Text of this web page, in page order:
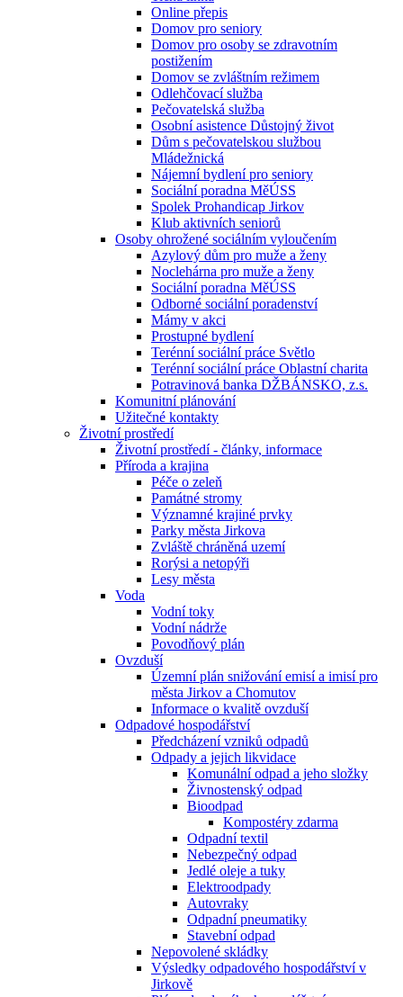
Online přepis
Domov pro seniory
Domov pro osoby se zdravotním
postižením
Domov se zvláštním režimem
Odlehčovací služba
Pečovatelská služba
Osobní asistence Důstojný život
Dům s pečovatelskou službou
Mládežnická
Nájemní bydlení pro seniory
Sociální poradna MěÚSS
Spolek Prohandicap Jirkov
Klub aktivních seniorů
Osoby ohrožené sociálním vyloučením
Azylový dům pro muže a ženy
Noclehárna pro muže a ženy
Sociální poradna MěÚSS
Odborné sociální poradenství
Mámy v akci
Prostupné bydlení
Terénní sociální práce Světlo
Terénní sociální práce Oblastní charita
Potravinová banka DŽBÁNSKO, z.s.
Komunitní plánování
Užitečné kontakty
Životní prostředí
Životní prostředí - články, informace
Příroda a krajina
Péče o zeleň
Památné stromy
Významné krajiné prvky
Parky města Jirkova
Zvláště chráněná uzemí
Rorýsi a netopýři
Lesy města
Voda
Vodní toky
Vodní nádrže
Povodňový plán
Ovzduší
Územní plán snižování emisí a imisí pro
města Jirkov a Chomutov
Informace o kvalitě ovzduší
Odpadové hospodářství
Předcházení vzniků odpadů
Odpady a jejich likvidace
Komunální odpad a jeho složky
Živnostenský odpad
Bioodpad
Kompostéry zdarma
Odpadní textil
Nebezpečný odpad
Jedlé oleje a tuky
Elektroodpady
Autovraky
Odpadní pneumatiky
Stavební odpad
Nepovolené skládky
Výsledky odpadového hospodářství v
Jirkově